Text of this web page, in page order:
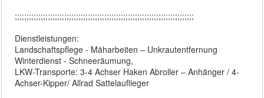
;;;;;;;;;;;;;;;;;;;;;;;;;;;;;;;;;;;;;;;;;;;;;;;;;;;;;;;;;;;;;;;;;;;;;;;;;;;;
Dienstleistungen:
Landschaftspflege - Mäharbeiten – Unkrautentfernung
Winterdienst - Schneeräumung,
LKW-Transporte: 3-4 Achser Haken Abroller – Anhänger / 4-
Achser-Kipper/ Allrad Sattelauflieger